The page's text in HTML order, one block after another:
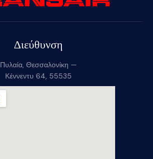
Διεύθυνση
Πυλαία, Θεσσαλονίκη —
Κέννεντυ 64, 55535